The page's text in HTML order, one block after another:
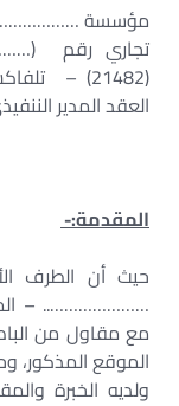
مؤسسة ……………….
العقد المدير
المقدمة:-
حيث أن الطرف
………………….. –
مع مقاول من
الموقع المذكور،
ولديه الخبرة